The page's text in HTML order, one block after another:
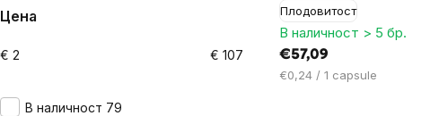
Цена
€ 2 € 107
В наличност 79
Плодовитост
В наличност > 5 бр.
€57,09
Цена
€0,24 / 1 capsule